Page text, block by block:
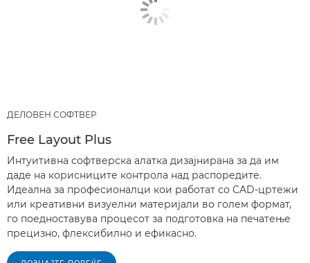
ДЕЛОВЕН СОФТВЕР
Free Layout Plus
Интуитивна софтверска алатка дизајнирана за да им
даде на корисниците контрола над распоредите.
Идеална за професионалци кои работат со CAD-цртежи
или креативни визуелни материјали во голем формат,
го поедноставува процесот за подготовка на печатење
прецизно, флексибилно и ефикасно.